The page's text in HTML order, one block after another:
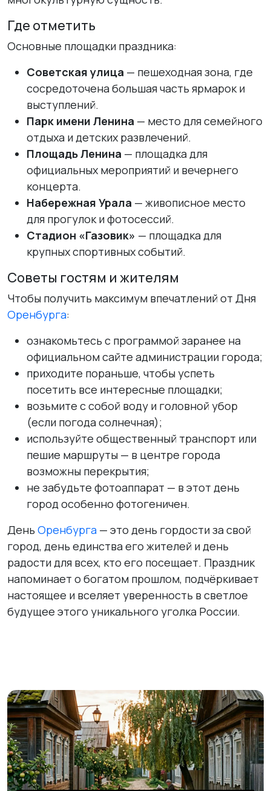
Где отметить
Основные площадки праздника:
Советская улица — пешеходная зона, где
сосредоточена большая часть ярмарок и
выступлений.
Парк имени Ленина — место для семейного
отдыха и детских развлечений.
Площадь Ленина — площадка для
официальных мероприятий и вечернего
концерта.
Набережная Урала — живописное место
для прогулок и фотосессий.
Стадион «Газовик» — площадка для
крупных спортивных событий.
Советы гостям и жителям
Чтобы получить максимум впечатлений от Дня
Оренбурга:
ознакомьтесь с программой заранее на
официальном сайте администрации города;
приходите пораньше, чтобы успеть
посетить все интересные площадки;
возьмите с собой воду и головной убор
(если погода солнечная);
используйте общественный транспорт или
пешие маршруты — в центре города
возможны перекрытия;
не забудьте фотоаппарат — в этот день
город особенно фотогеничен.
День Оренбурга — это день гордости за свой
город, день единства его жителей и день
радости для всех, кто его посещает. Праздник
напоминает о богатом прошлом, подчёркивает
настоящее и вселяет уверенность в светлое
будущее этого уникального уголка России.